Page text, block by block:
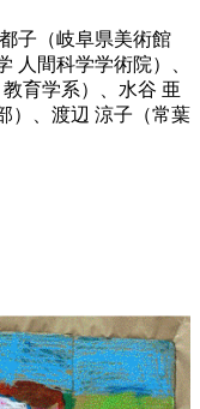
子（岐阜県美術館
人間科学学術院）、
育学系）、水谷 亜
）、渡辺 涼子（常葉